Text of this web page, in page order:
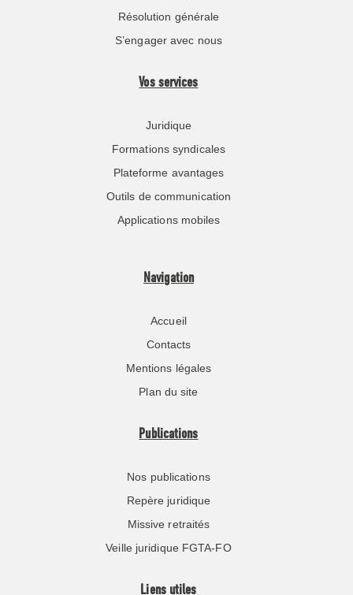
Résolution générale
S’engager avec nous
Vos services
Juridique
Formations syndicales
Plateforme avantages
Outils de communication
Applications mobiles
Navigation
Accueil
Contacts
Mentions légales
Plan du site
Publications
Nos publications
Repère juridique
Missive retraités
Veille juridique FGTA-FO
Liens utiles